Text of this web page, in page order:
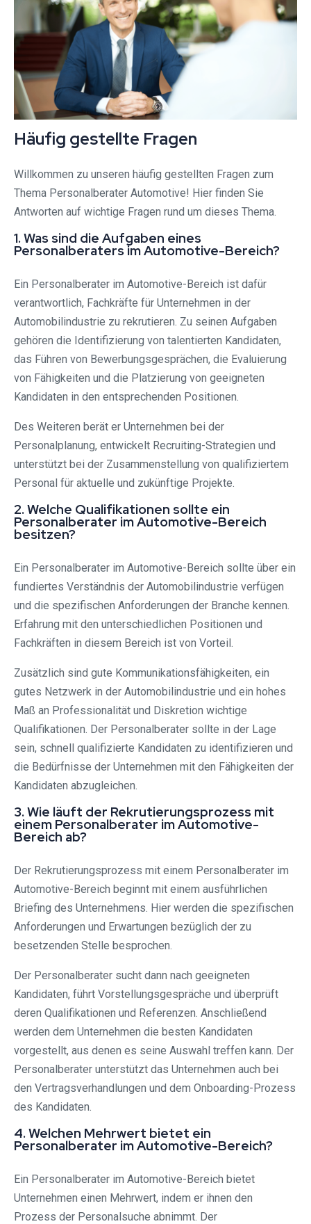
Häufig gestellte Fragen
Willkommen zu unseren häufig gestellten Fragen zum
Thema Personalberater Automotive! Hier finden Sie
Antworten auf wichtige Fragen rund um dieses Thema.
1. Was sind die Aufgaben eines
Personalberaters im Automotive-Bereich?
Ein Personalberater im Automotive-Bereich ist dafür
verantwortlich, Fachkräfte für Unternehmen in der
Automobilindustrie zu rekrutieren. Zu seinen Aufgaben
gehören die Identifizierung von talentierten Kandidaten,
das Führen von Bewerbungsgesprächen, die Evaluierung
von Fähigkeiten und die Platzierung von geeigneten
Kandidaten in den entsprechenden Positionen.
Des Weiteren berät er Unternehmen bei der
Personalplanung, entwickelt Recruiting-Strategien und
unterstützt bei der Zusammenstellung von qualifiziertem
Personal für aktuelle und zukünftige Projekte.
2. Welche Qualifikationen sollte ein
Personalberater im Automotive-Bereich
besitzen?
Ein Personalberater im Automotive-Bereich sollte über ein
fundiertes Verständnis der Automobilindustrie verfügen
und die spezifischen Anforderungen der Branche kennen.
Erfahrung mit den unterschiedlichen Positionen und
Fachkräften in diesem Bereich ist von Vorteil.
Zusätzlich sind gute Kommunikationsfähigkeiten, ein
gutes Netzwerk in der Automobilindustrie und ein hohes
Maß an Professionalität und Diskretion wichtige
Qualifikationen. Der Personalberater sollte in der Lage
sein, schnell qualifizierte Kandidaten zu identifizieren und
die Bedürfnisse der Unternehmen mit den Fähigkeiten der
Kandidaten abzugleichen.
3. Wie läuft der Rekrutierungsprozess mit
einem Personalberater im Automotive-
Bereich ab?
Der Rekrutierungsprozess mit einem Personalberater im
Automotive-Bereich beginnt mit einem ausführlichen
Briefing des Unternehmens. Hier werden die spezifischen
Anforderungen und Erwartungen bezüglich der zu
besetzenden Stelle besprochen.
Der Personalberater sucht dann nach geeigneten
Kandidaten, führt Vorstellungsgespräche und überprüft
deren Qualifikationen und Referenzen. Anschließend
werden dem Unternehmen die besten Kandidaten
vorgestellt, aus denen es seine Auswahl treffen kann. Der
Personalberater unterstützt das Unternehmen auch bei
den Vertragsverhandlungen und dem Onboarding-Prozess
des Kandidaten.
4. Welchen Mehrwert bietet ein
Personalberater im Automotive-Bereich?
Ein Personalberater im Automotive-Bereich bietet
Unternehmen einen Mehrwert, indem er ihnen den
Prozess der Personalsuche abnimmt. Der